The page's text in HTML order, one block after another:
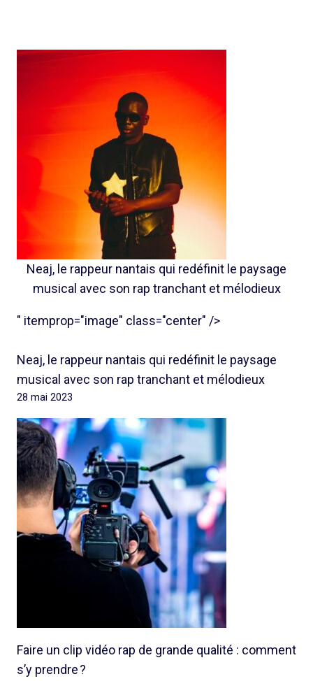
Neaj, le rappeur nantais qui redéfinit le paysage
musical avec son rap tranchant et mélodieux
" itemprop="image" class="center" />
Neaj, le rappeur nantais qui redéfinit le paysage
musical avec son rap tranchant et mélodieux
28 mai 2023
Faire un clip vidéo rap de grande qualité : comment
s’y prendre ?